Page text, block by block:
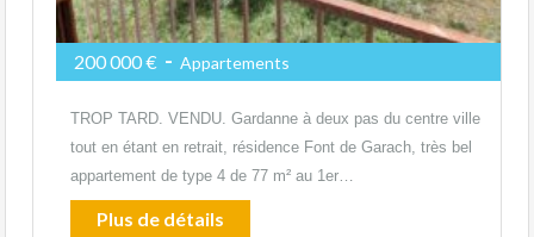
200 000 € - Appartements
TROP TARD. VENDU. Gardanne à deux pas du centre ville
tout en étant en retrait, résidence Font de Garach, très bel
appartement de type 4 de 77 m² au 1er…
Plus de détails